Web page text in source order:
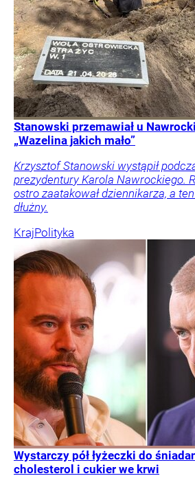
Stanowski przemawiał u
„Wazelina jakich mało”
Krzysztof Stanowski wystąpił
prezydentury Karola Nawrockiego.
ostro zaatakował dziennikarza, a
dłużny.
KrajPolityka
Wystarczy pół łyżeczki do
cholesterol i cukier we krwi